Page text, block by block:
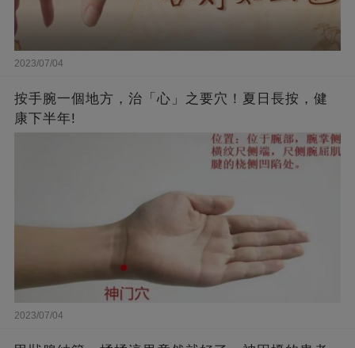
2023/07/04
按手腕一個地方，治「心」之要穴！夏日長按，健
康下半年!
2023/07/04